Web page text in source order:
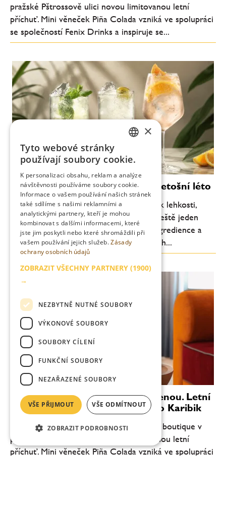
pražské Pštrossově ulici novou limitovanou letní
příchuť. Mini věneček Piña Colada vzniká ve spolupráci
se společností Fenix Drinks a inspiruje se...
Moderní koktejly, které definují letošní léto
Letní barová scéna se každoročně vrací k lehkosti,
svěžesti a pitelnosti. Letos je ale patrný ještě jeden
posun: důraz na jednoduchost, kvalitní ingredience a
chuťovou čitelnost. Méně komplikovaných...
Věnečky Janeček zvou na dovolenou. Letní
novinka Piña Colada chutná jako Karibik
Cukrář Roman Janeček přináší do svého boutique v
pražské Pštrossově ulici novou limitovanou letní
příchuť. Mini věneček Piña Colada vzniká ve spolupráci
ENGLISH
×
Tyto webové stránky
používají soubory cookie.
K personalizaci obsahu, reklam a analýze
návštěvnosti používáme soubory cookie.
Informace o vašem používání našich stránek
také sdílíme s našimi reklamními a
analytickými partnery, kteří je mohou
kombinovat s dalšími informacemi, které
jste jim poskytli nebo které shromáždili při
vašem používání jejich služeb.Zásady
ochrany osobních údajů
ZOBRAZIT VŠECHNY PARTNERY (1900)
→
NEZBYTNĚ NUTNÉ SOUBORY
VÝKONOVÉ SOUBORY
SOUBORY CÍLENÍ
FUNKČNÍ SOUBORY
NEZAŘAZENÉ SOUBORY
VŠE PŘIJMOUT VŠE ODMÍTNOUT
ZOBRAZIT PODROBNOSTI